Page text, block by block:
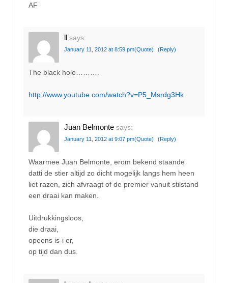
AF
ll says:
January 11, 2012 at 8:59 pm(Quote) (Reply)
The black hole……….
http://www.youtube.com/watch?v=P5_Msrdg3Hk
Juan Belmonte says:
January 11, 2012 at 9:07 pm(Quote) (Reply)
Waarmee Juan Belmonte, erom bekend staande
datti de stier altijd zo dicht mogelijk langs hem heen
liet razen, zich afvraagt of de premier vanuit stilstand
een draai kan maken.
Uitdrukkingsloos,
die draai,
opeens is-i er,
op tijd dan dus.